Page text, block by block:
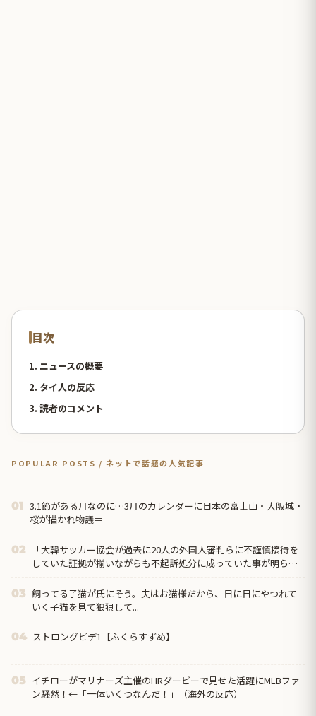
目次
1. ニュースの概要
2. タイ人の反応
3. 読者のコメント
POPULAR POSTS / ネットで話題の人気記事
01 3.1節がある月なのに…3月のカレンダーに日本の富士山・大阪城・
桜が描かれ物議＝
02
「大韓サッカー協会が過去に20人の外国人審判らに不謹慎接待を
していた証拠が揃いながらも不起訴処分に成っていた事が明らか
03 飼ってる子猫が氏にそう。夫はお猫様だから、日に日にやつれて
いく子猫を見て狼狽して...
04 ストロングビデ1【ふくらすずめ】
05 イチローがマリナーズ主催のHRダービーで見せた活躍にMLBファ
ン騒然！←「一体いくつなんだ！」（海外の反応）